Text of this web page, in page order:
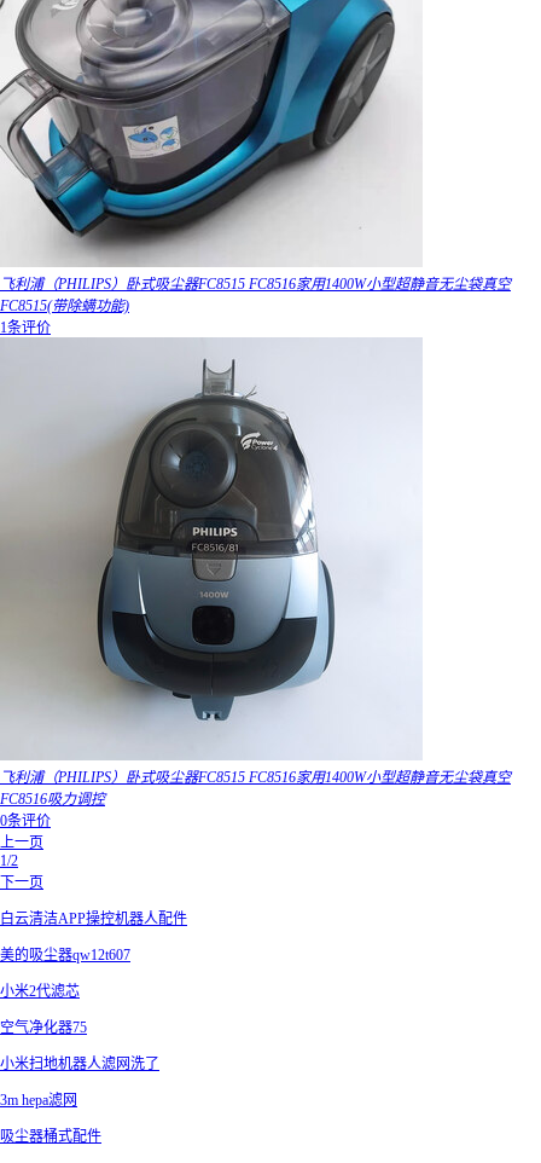
飞利浦（PHILIPS）卧式吸尘器FC8515 FC8516家用1400W小型超静音无尘袋真空
FC8515(带除螨功能)
1条评价
飞利浦（PHILIPS）卧式吸尘器FC8515 FC8516家用1400W小型超静音无尘袋真空
FC8516吸力调控
0条评价
上一页
1/2
下一页
白云清洁APP操控机器人配件
美的吸尘器qw12t607
小米2代滤芯
空气净化器75
小米扫地机器人滤网洗了
3m hepa滤网
吸尘器桶式配件